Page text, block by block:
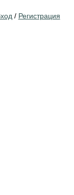
/ Регистрация